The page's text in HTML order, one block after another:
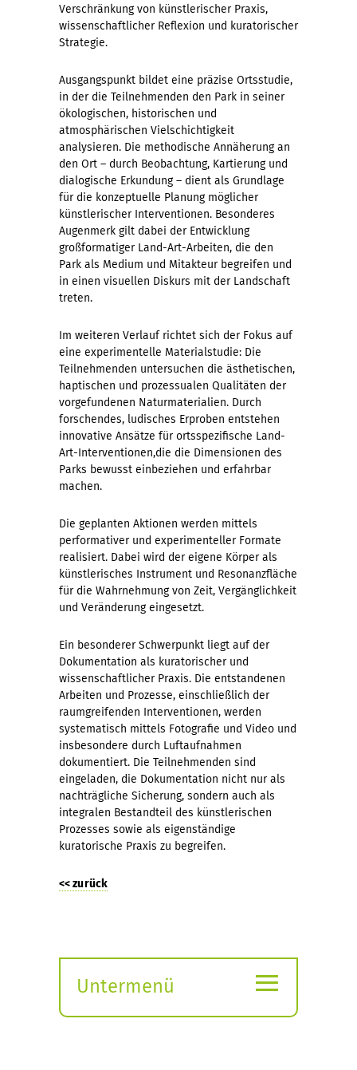
Verschränkung von künstlerischer Praxis,
wissenschaftlicher Reflexion und kuratorischer
Strategie.
Ausgangspunkt bildet eine präzise Ortsstudie,
in der die Teilnehmenden den Park in seiner
ökologischen, historischen und
atmosphärischen Vielschichtigkeit
analysieren. Die methodische Annäherung an
den Ort – durch Beobachtung, Kartierung und
dialogische Erkundung – dient als Grundlage
für die konzeptuelle Planung möglicher
künstlerischer Interventionen. Besonderes
Augenmerk gilt dabei der Entwicklung
großformatiger Land-Art-Arbeiten, die den
Park als Medium und Mitakteur begreifen und
in einen visuellen Diskurs mit der Landschaft
treten.
Im weiteren Verlauf richtet sich der Fokus auf
eine experimentelle Materialstudie: Die
Teilnehmenden untersuchen die ästhetischen,
haptischen und prozessualen Qualitäten der
vorgefundenen Naturmaterialien. Durch
forschendes, ludisches Erproben entstehen
innovative Ansätze für ortsspezifische Land-
Art-Interventionen,die die Dimensionen des
Parks bewusst einbeziehen und erfahrbar
machen.
Die geplanten Aktionen werden mittels
performativer und experimenteller Formate
realisiert. Dabei wird der eigene Körper als
künstlerisches Instrument und Resonanzfläche
für die Wahrnehmung von Zeit, Vergänglichkeit
und Veränderung eingesetzt.
Ein besonderer Schwerpunkt liegt auf der
Dokumentation als kuratorischer und
wissenschaftlicher Praxis. Die entstandenen
Arbeiten und Prozesse, einschließlich der
raumgreifenden Interventionen, werden
systematisch mittels Fotografie und Video und
insbesondere durch Luftaufnahmen
dokumentiert. Die Teilnehmenden sind
eingeladen, die Dokumentation nicht nur als
nachträgliche Sicherung, sondern auch als
integralen Bestandteil des künstlerischen
Prozesses sowie als eigenständige
kuratorische Praxis zu begreifen.
<< zurück
Untermenü
≡